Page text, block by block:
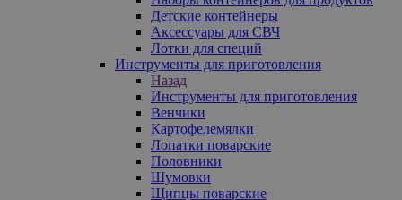
Детские контейнеры
Аксессуары для СВЧ
Лотки для специй
Инструменты для приготовления
Назад
Инструменты для приготовления
Венчики
Картофелемялки
Лопатки поварские
Половники
Шумовки
Щипцы поварские